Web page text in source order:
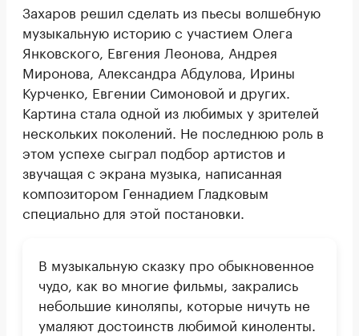
Захаров решил сделать из пьесы волшебную
музыкальную историю с участием Олега
Янковского, Евгения Леонова, Андрея
Миронова, Александра Абдулова, Ирины
Курченко, Евгении Симоновой и других.
Картина стала одной из любимых у зрителей
нескольких поколений. Не последнюю роль в
этом успехе сыграл подбор артистов и
звучащая с экрана музыка, написанная
композитором Геннадием Гладковым
специально для этой постановки.
В музыкальную сказку про обыкновенное
чудо, как во многие фильмы, закрались
небольшие киноляпы, которые ничуть не
умаляют достоинств любимой киноленты.